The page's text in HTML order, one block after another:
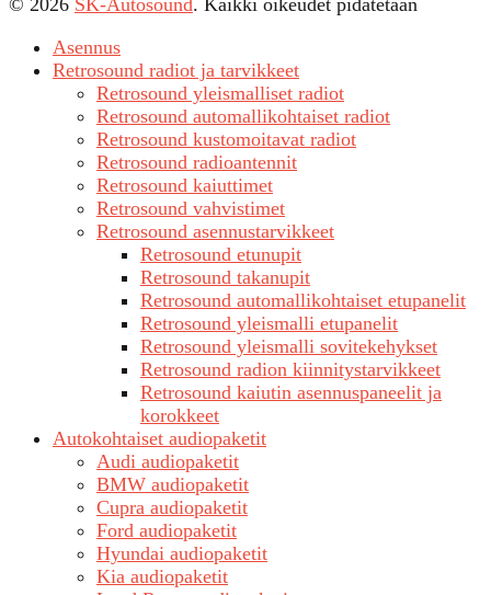
© 2026 SK-Autosound. Kaikki oikeudet pidätetään
Asennus
Retrosound radiot ja tarvikkeet
Retrosound yleismalliset radiot
Retrosound automallikohtaiset radiot
Retrosound kustomoitavat radiot
Retrosound radioantennit
Retrosound kaiuttimet
Retrosound vahvistimet
Retrosound asennustarvikkeet
Retrosound etunupit
Retrosound takanupit
Retrosound automallikohtaiset etupanelit
Retrosound yleismalli etupanelit
Retrosound yleismalli sovitekehykset
Retrosound radion kiinnitystarvikkeet
Retrosound kaiutin asennuspaneelit ja
korokkeet
Autokohtaiset audiopaketit
Audi audiopaketit
BMW audiopaketit
Cupra audiopaketit
Ford audiopaketit
Hyundai audiopaketit
Kia audiopaketit